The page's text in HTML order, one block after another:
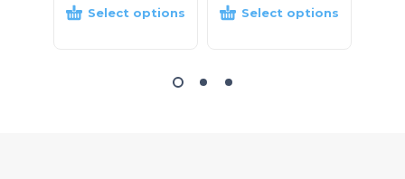
Select options Select options